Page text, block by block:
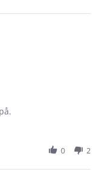
0 2